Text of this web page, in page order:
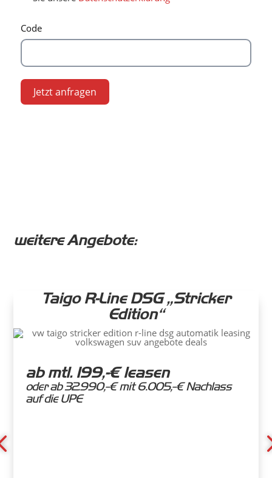
Code
Jetzt anfragen
weitere Angebote:
Taigo R-Line DSG „Stricker
Edition“
ab mtl. 199,-€ leasen
oder ab 32.990,-€ mit 6.005,-€ Nachlass
auf die UPE